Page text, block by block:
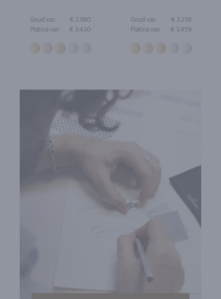
Goud van
€ 2.980
Platina van
€ 3.430
Goud van
€ 3.239
Platina van
€ 3.459